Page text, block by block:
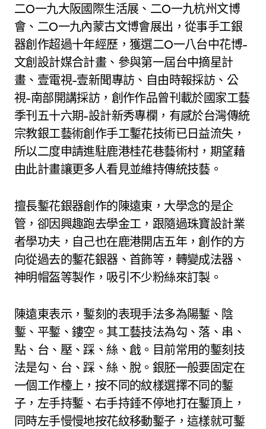
二O一九大阪國際生活展、二O一九杭州文博
會、二O一九內蒙古文博會展出，從事手工銀
器創作超過十年經歷，獲選二O一八台中花博-
文創設計媒合計畫、參與第一屆台中摘星計
畫、壹電視-壹新聞專訪、自由時報採訪、公
視-南部開講採訪，創作作品曾刊載於國家工藝
季刊五十六期-設計新秀專欄，有感於台灣傳統
宗教銀工藝術創作手工鏨花技術已日益流失，
所以二度申請進駐鹿港桂花巷藝術村，期望藉
由此計畫讓更多人看見並維持傳統技藝。
擅長鏨花銀器創作的陳遠東，大學念的是企
管，卻因興趣跑去學金工，跟隨過珠寶設計業
者學功夫，自己也在鹿港開店五年，創作的方
向從過去的鏨花銀器、首飾等，轉變成法器、
神明帽盔等製作，吸引不少粉絲來訂製。
陳遠東表示，鏨刻的表現手法多為陽鏨、陰
鏨、平鏨、鏤空。其工藝技法為勾、落、串、
點、台、壓、踩、絲、戧。目前常用的鏨刻技
法是勾、台、踩、絲、脫。銀胚一般要固定在
一個工作檯上，按不同的紋樣選擇不同的鏨
子，左手持鏨、右手持錘不停地打在鏨頂上，
同時左手慢慢地按花紋移動鏨子，這樣就可鏨